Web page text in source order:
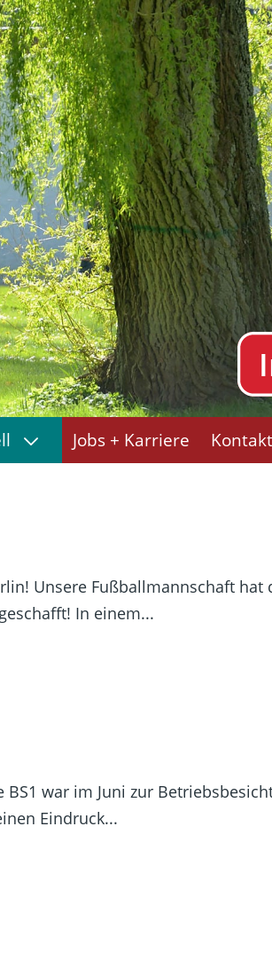
Jobs + Karriere Kontakt
Unsere Fußballmannschaft
In einem...
war im Juni zur
Eindruck...